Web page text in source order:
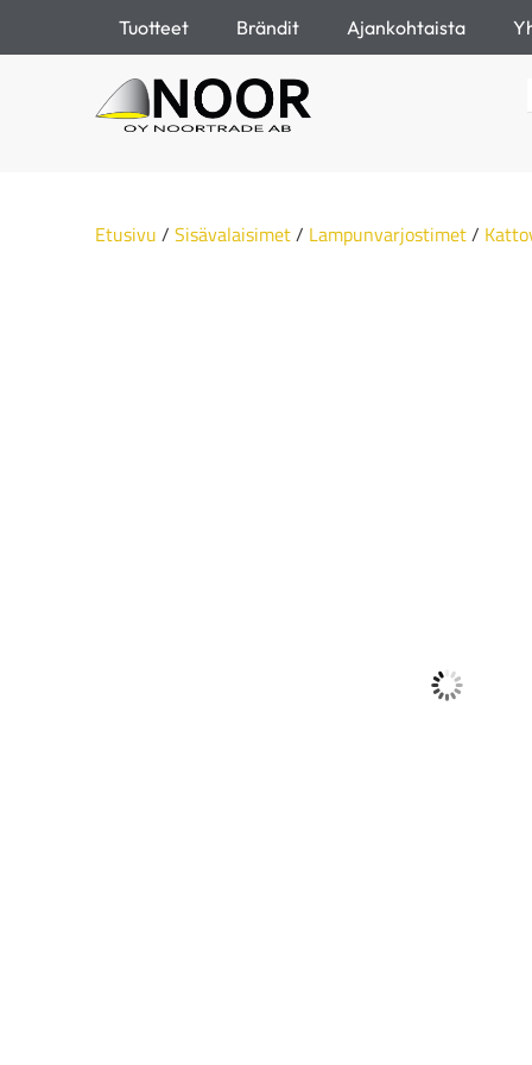
Tuotteet Brändit Ajankohtaista
Etusivu / Sisävalaisimet/ Lampunvarjostimet/